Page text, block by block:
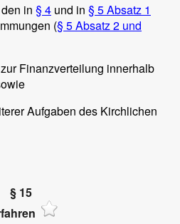
in § 4 und in § 5 Absatz 1
(§ 5 Absatz 2 und
Finanzverteilung innerhalb
Aufgaben des Kirchlichen
§ 15